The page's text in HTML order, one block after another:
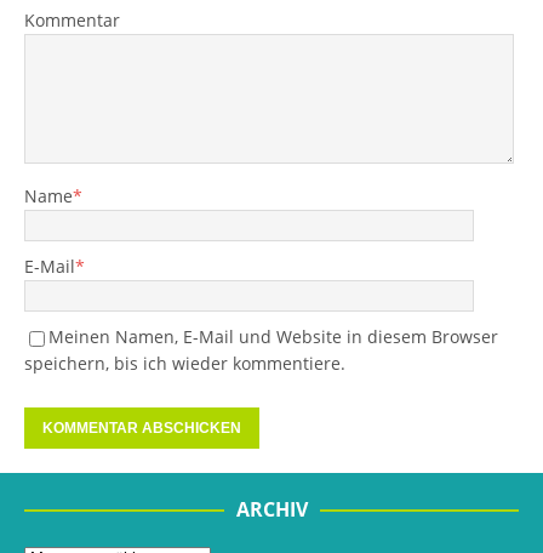
Kommentar
Name*
E-Mail*
Meinen Namen, E-Mail und Website in diesem Browser
speichern, bis ich wieder kommentiere.
ARCHIV